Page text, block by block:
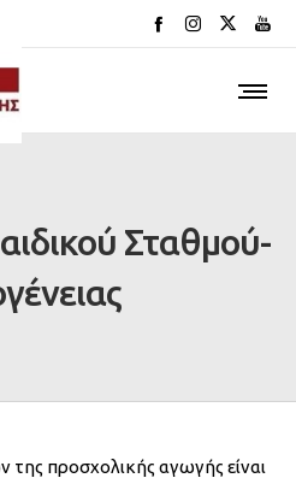
Σταθμού-
της προσχολικής αγωγής είναι